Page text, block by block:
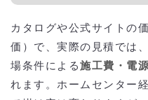
カタログや公式サイトの
価）で、実際の見積では、
場条件による 施工費・電
れます。ホームセンター